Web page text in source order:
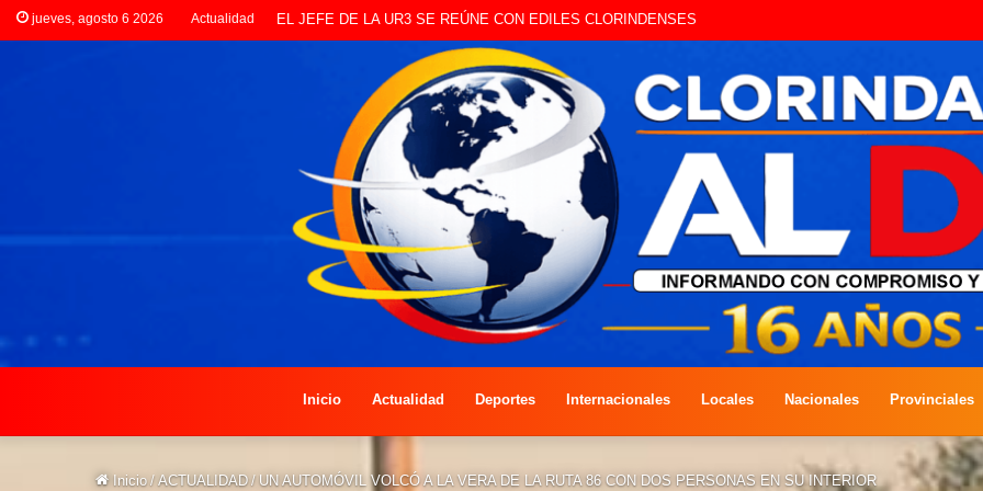
jueves, agosto 6 2026 Actualidad LANZAN INSCRIPCIONES PARA COMPETENCIA DE PESCA EN COSTAS DEL RÍO PARAGUAY
Inicio Actualidad Deportes Internacionales Locales Nacionales Provinciales
Inicio / ACTUALIDAD / UN AUTOMÓVIL VOLCÓ A LA VERA DE LA RUTA 86 CON DOS PERSONAS EN SU INTERIOR